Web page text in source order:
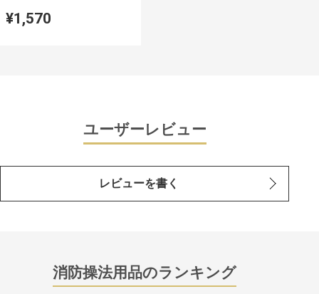
¥1,570
ユーザーレビュー
レビューを書く
消防操法用品のランキング